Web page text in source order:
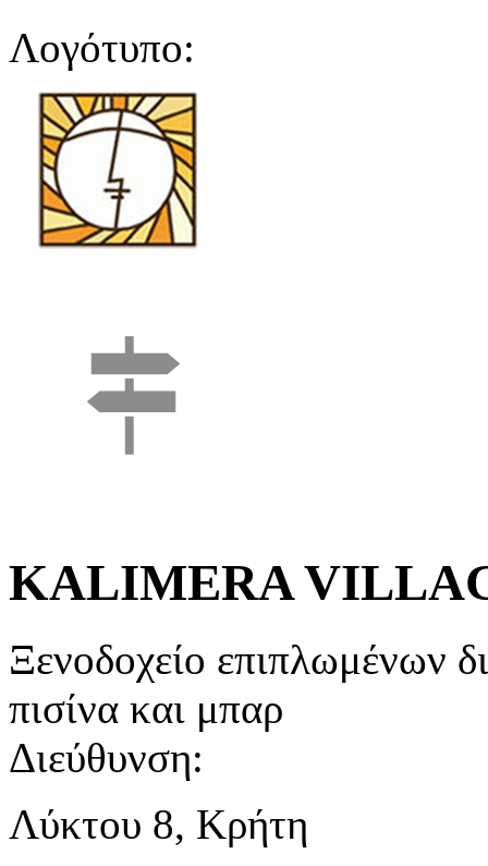
Λογότυπο:
KALIMERA
Ξενοδοχείο επιπλωμένων
πισίνα και μπαρ
Διεύθυνση:
Λύκτου 8, Κρήτη